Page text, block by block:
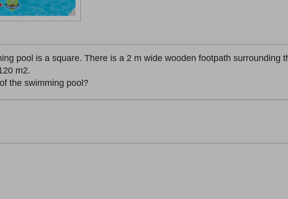
pool is a square. There is a 2 m wide wooden footpath surrounding
m2.
the swimming pool?